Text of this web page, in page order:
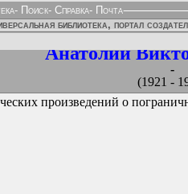
- Поиск- Справка- Почта
библиотека, портал
Анатолий
-
(1921 -
произведений о